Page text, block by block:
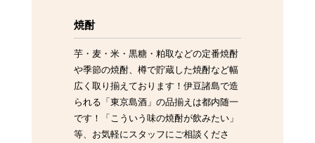
焼酎
芋・麦・米・黒糖・粕取などの定番焼酎
や季節の焼酎、樽で貯蔵した焼酎など幅
広く取り揃えております！伊豆諸島で造
られる「東京島酒」の品揃えは都内随一
です！「こういう味の焼酎が飲みたい」
等、お気軽にスタッフにご相談くださ